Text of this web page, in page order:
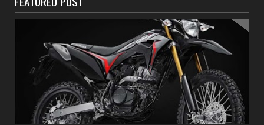
Jaga Kehormatan Simbol Negara, Walikota:
Jangan Pasang Bende...
August 07, 2026
DAERAH
Bersama Forkopimda, Walikota – Wawali
Bagikan 5.000 Bendera ...
August 07, 2026
JELAJAH